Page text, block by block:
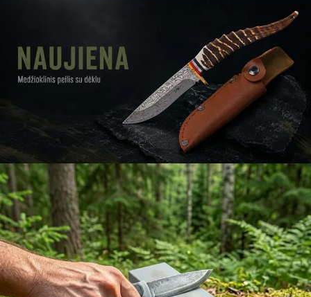
Rodyti prekes
Žiūrėti